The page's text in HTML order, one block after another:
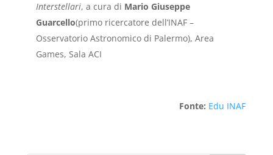
Interstellari, a cura di Mario Giuseppe
Guarcello(primo ricercatore dell’INAF –
Osservatorio Astronomico di Palermo), Area
Games, Sala ACI
Fonte: Edu INAF